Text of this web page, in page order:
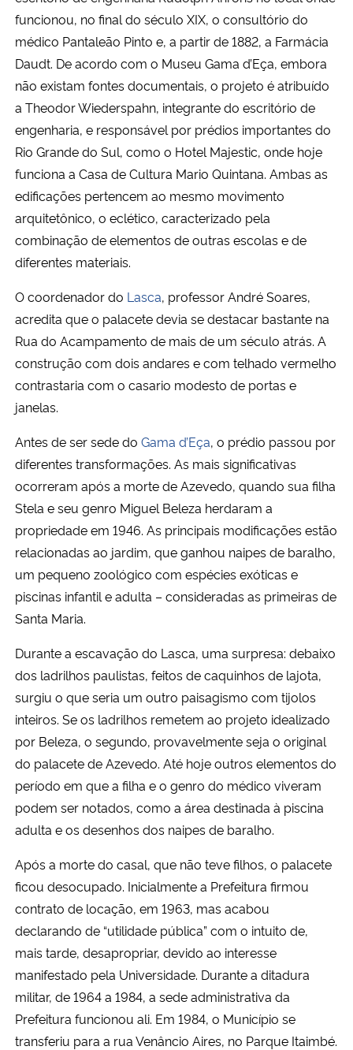
funcionou, no final do século XIX, o consultório do
médico Pantaleão Pinto e, a partir de 1882, a Farmácia
Daudt. De acordo com o Museu Gama d’Eça, embora
não existam fontes documentais, o projeto é atribuído
a Theodor Wiederspahn, integrante do escritório de
engenharia, e responsável por prédios importantes do
Rio Grande do Sul, como o Hotel Majestic, onde hoje
funciona a Casa de Cultura Mario Quintana. Ambas as
edificações pertencem ao mesmo movimento
arquitetônico, o eclético, caracterizado pela
combinação de elementos de outras escolas e de
diferentes materiais.
O coordenador do Lasca, professor André Soares,
acredita que o palacete devia se destacar bastante na
Rua do Acampamento de mais de um século atrás. A
construção com dois andares e com telhado vermelho
contrastaria com o casario modesto de portas e
janelas.
Antes de ser sede do Gama d’Eça, o prédio passou por
diferentes transformações. As mais significativas
ocorreram após a morte de Azevedo, quando sua filha
Stela e seu genro Miguel Beleza herdaram a
propriedade em 1946. As principais modificações estão
relacionadas ao jardim, que ganhou naipes de baralho,
um pequeno zoológico com espécies exóticas e
piscinas infantil e adulta – consideradas as primeiras de
Santa Maria.
Durante a escavação do Lasca, uma surpresa: debaixo
dos ladrilhos paulistas, feitos de caquinhos de lajota,
surgiu o que seria um outro paisagismo com tijolos
inteiros. Se os ladrilhos remetem ao projeto idealizado
por Beleza, o segundo, provavelmente seja o original
do palacete de Azevedo. Até hoje outros elementos do
período em que a filha e o genro do médico viveram
podem ser notados, como a área destinada à piscina
adulta e os desenhos dos naipes de baralho.
Após a morte do casal, que não teve filhos, o palacete
ficou desocupado. Inicialmente a Prefeitura firmou
contrato de locação, em 1963, mas acabou
declarando de “utilidade pública” com o intuito de,
mais tarde, desapropriar, devido ao interesse
manifestado pela Universidade. Durante a ditadura
militar, de 1964 a 1984, a sede administrativa da
Prefeitura funcionou ali. Em 1984, o Município se
transferiu para a rua Venâncio Aires, no Parque Itaimbé.